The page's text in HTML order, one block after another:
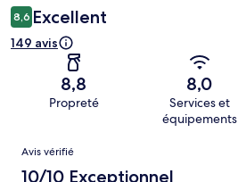
8,6 Excellent
149 avis
8,8
Propreté
8,0
Services et
équipements
Avis
Avis vérifié
10/10 Exceptionnel